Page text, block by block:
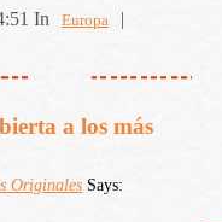
In Europa |
a los más
Originales Says: